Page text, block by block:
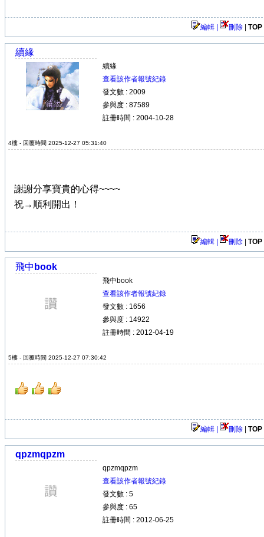
編輯 | 刪除 TOP
續緣
續緣
查看該作者報號紀錄
發文數 : 2009
參與度 : 87589
註冊時間 : 2004-10-28
4樓 - 回覆時間 2025-12-27 05:31:40
謝謝分享寶貴的心得~~~~
祝→順利開出！
編輯 | 刪除 TOP
飛中book
飛中book
查看該作者報號紀錄
發文數 : 1656
參與度 : 14922
註冊時間 : 2012-04-19
5樓 - 回覆時間 2025-12-27 07:30:42
編輯 | 刪除 TOP
qpzmqpzm
qpzmqpzm
查看該作者報號紀錄
發文數 : 5
參與度 : 65
註冊時間 : 2012-06-25